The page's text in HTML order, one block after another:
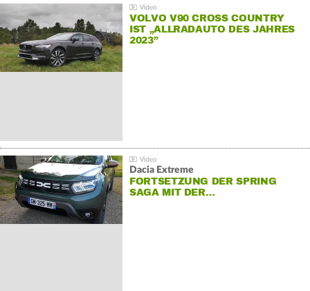
VOLVO V90 CROSS COUNTRY
IST „ALLRADAUTO DES JAHRES
2023”
Dacia Extreme
FORTSETZUNG DER SPRING
SAGA MIT DER…